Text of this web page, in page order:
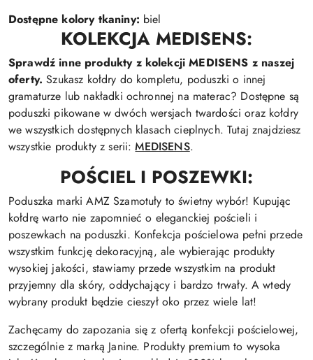
Dostępne kolory tkaniny: biel
KOLEKCJA MEDISENS:
Sprawdź inne produkty z kolekcji MEDISENS z naszej
oferty. Szukasz kołdry do kompletu, poduszki o innej
gramaturze lub nakładki ochronnej na materac? Dostępne są
poduszki pikowane w dwóch wersjach twardości oraz kołdry
we wszystkich dostępnych klasach cieplnych. Tutaj znajdziesz
wszystkie produkty z serii:MEDISENS.
POŚCIEL I POSZEWKI:
Poduszka marki AMZ Szamotuły to świetny wybór! Kupując
kołdrę warto nie zapomnieć o eleganckiej pościeli i
poszewkach na poduszki. Konfekcja pościelowa pełni przede
wszystkim funkcję dekoracyjną, ale wybierając produkty
wysokiej jakości, stawiamy przede wszystkim na produkt
przyjemny dla skóry, oddychający i bardzo trwały. A wtedy
wybrany produkt będzie cieszył oko przez wiele lat!
Zachęcamy do zapozania się z ofertą konfekcji pościelowej,
szczególnie z marką Janine. Produkty premium to wysoka